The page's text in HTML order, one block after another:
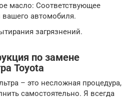
масло: Соответствующее
автомобиля.
загрязнений.
по замене
Toyota
– это несложная процедура,
самостоятельно. Я всегда